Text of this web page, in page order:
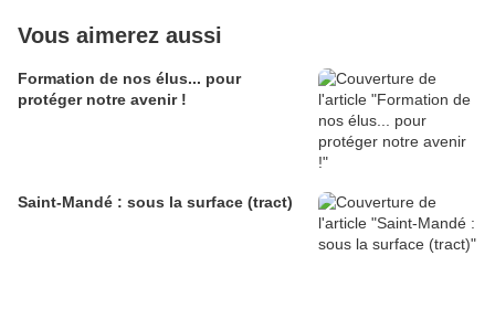
Vous aimerez aussi
Formation de nos élus... pour
protéger notre avenir !
Saint-Mandé : sous la surface (tract)